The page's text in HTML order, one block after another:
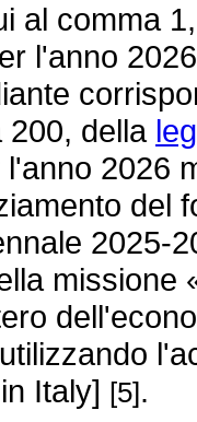
comma
l'anno
200, della
2026
del
2025-
missione
Italy] [5].